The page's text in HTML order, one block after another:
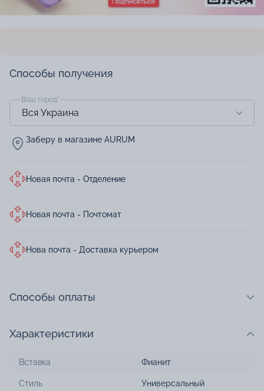
Способы получения
Ваш город*
Заберу в магазине AURUM
Новая почта - Отделение
Новая почта - Почтомат
Нова почта - Доставка курьером
Способы оплаты
Характеристики
Вставка Фианит
Стиль Универсальный